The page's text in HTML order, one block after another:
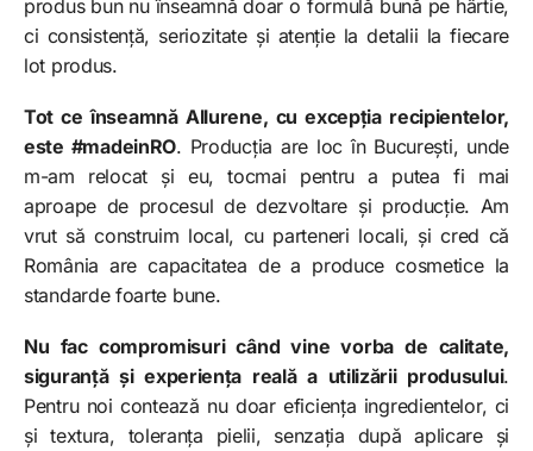
produs bun nu înseamnă doar o formulă bună pe hârtie,
ci consistență, seriozitate și atenție la detalii la fiecare
lot produs.
Tot ce înseamnă Allurene, cu excepția recipientelor,
este #madeinRO. Producția are loc în București, unde
m-am relocat și eu, tocmai pentru a putea fi mai
aproape de procesul de dezvoltare și producție. Am
vrut să construim local, cu parteneri locali, și cred că
România are capacitatea de a produce cosmetice la
standarde foarte bune.
Nu fac compromisuri când vine vorba de calitate,
siguranță și experiența reală a utilizării produsului.
Pentru noi contează nu doar eficiența ingredientelor, ci
și textura, toleranța pielii, senzația după aplicare și